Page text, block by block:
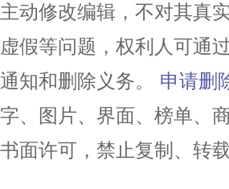
主动修改编辑，不对其真
虚假等问题，权利人可通
通知和删除义务。
申请删
字、图片、界面、榜单、
书面许可，禁止复制、转载